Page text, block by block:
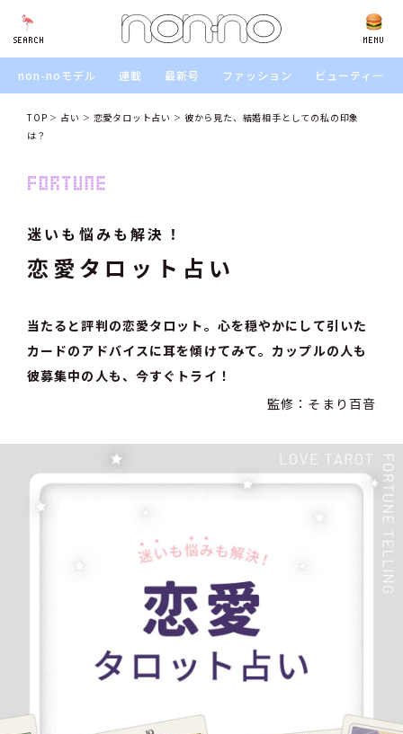
SEARCH MENU
SEARCH
non-noモデル 連載 最新号 ファッション ビューティー
TOP 占い 恋愛タロット占い
彼から見た、結婚相手としての私の印象
は？
迷いも悩みも解決！
恋愛タロット占い
当たると評判の恋愛タロット。心を穏やかにして引いた
カードのアドバイスに耳を傾けてみて。カップルの人も
彼募集中の人も、今すぐトライ！
監修：そまり百音